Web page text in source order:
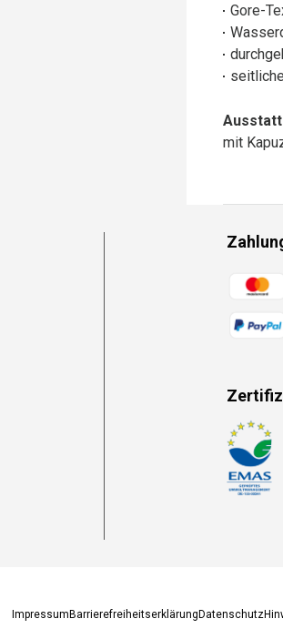
Gore-
mit
Impressum Barrierefreiheitserklärung Datenschutz